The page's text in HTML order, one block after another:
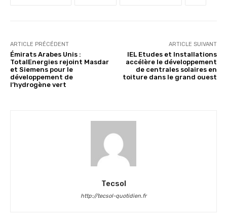
ARTICLE PRÉCÉDENT
Émirats Arabes Unis :
TotalEnergies rejoint Masdar
et Siemens pour le
développement de
l’hydrogène vert
ARTICLE SUIVANT
IEL Etudes et Installations
accélère le développement
de centrales solaires en
toiture dans le grand ouest
Tecsol
http://tecsol-quotidien.fr